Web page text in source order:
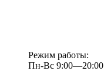
Режим работы:
Пн-Вс 9:00—20:00